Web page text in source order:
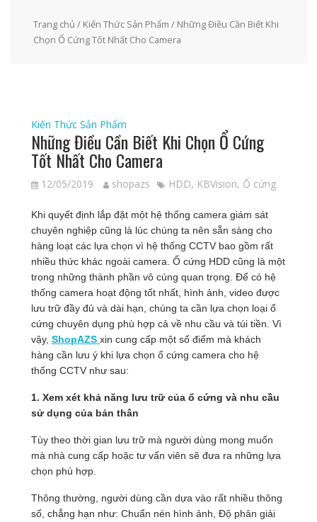
Trang chủ / Kiến Thức Sản Phẩm / Những Điều Cần Biết Khi
Chọn Ổ Cứng Tốt Nhất Cho Camera
Kiến Thức Sản Phẩm
Những Điều Cần Biết Khi Chọn Ổ Cứng
Tốt Nhất Cho Camera
12/05/2019 shopazs HDD, KBVision, Ổ cứng
Khi quyết định lắp đặt một hệ thống camera giám sát
chuyên nghiệp cũng là lúc chúng ta nên sẵn sàng cho
hàng loạt các lựa chọn vì hệ thống CCTV bao gồm rất
nhiều thức khác ngoài camera. Ổ cứng HDD cũng là một
trong những thành phần vô cùng quan trọng. Để có hệ
thống camera hoạt động tốt nhất, hình ảnh, video được
lưu trữ đầy đủ và dài hạn, chúng ta cần lựa chọn loại ổ
cứng chuyên dụng phù hợp cả về nhu cầu và túi tiền. Vì
vậy, ShopAZS xin cung cấp một số điểm mà khách
hàng cần lưu ý khi lựa chọn ổ cứng camera cho hệ
thống CCTV như sau:
1. Xem xét khả năng lưu trữ của ổ cứng và nhu cầu
sử dụng của bản thân
Tùy theo thời gian lưu trữ mà người dùng mong muốn
mà nhà cung cấp hoặc tư vấn viên sẽ đưa ra những lựa
chọn phù hợp.
Thông thường, người dùng cần dựa vào rất nhiều thông
số, chẳng hạn như: Chuẩn nén hình ảnh, Độ phân giải